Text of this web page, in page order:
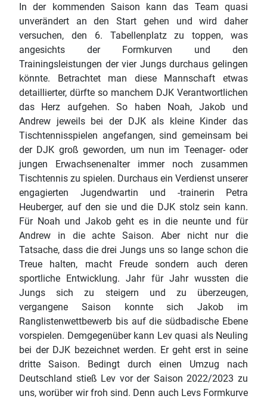
In der kommenden Saison kann das Team quasi
unverändert an den Start gehen und wird daher
versuchen, den 6. Tabellenplatz zu toppen, was
angesichts der Formkurven und den
Trainingsleistungen der vier Jungs durchaus gelingen
könnte. Betrachtet man diese Mannschaft etwas
detaillierter, dürfte so manchem DJK Verantwortlichen
das Herz aufgehen. So haben Noah, Jakob und
Andrew jeweils bei der DJK als kleine Kinder das
Tischtennisspielen angefangen, sind gemeinsam bei
der DJK groß geworden, um nun im Teenager- oder
jungen Erwachsenenalter immer noch zusammen
Tischtennis zu spielen. Durchaus ein Verdienst unserer
engagierten Jugendwartin und -trainerin Petra
Heuberger, auf den sie und die DJK stolz sein kann.
Für Noah und Jakob geht es in die neunte und für
Andrew in die achte Saison. Aber nicht nur die
Tatsache, dass die drei Jungs uns so lange schon die
Treue halten, macht Freude sondern auch deren
sportliche Entwicklung. Jahr für Jahr wussten die
Jungs sich zu steigern und zu überzeugen,
vergangene Saison konnte sich Jakob im
Ranglistenwettbewerb bis auf die südbadische Ebene
vorspielen. Demgegenüber kann Lev quasi als Neuling
bei der DJK bezeichnet werden. Er geht erst in seine
dritte Saison. Bedingt durch einen Umzug nach
Deutschland stieß Lev vor der Saison 2022/2023 zu
uns, worüber wir froh sind. Denn auch Levs Formkurve